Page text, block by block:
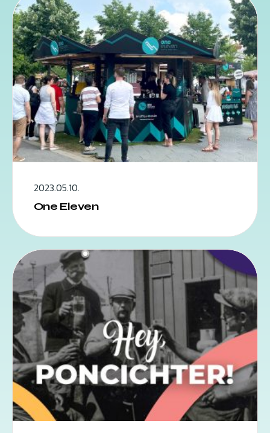
2023.05.10.
One Eleven